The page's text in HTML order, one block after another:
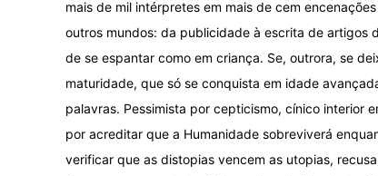
mais de mil intérpretes em mais de cem
outros mundos: da publicidade à escrita de artigos
de se espantar como em criança. Se, outrora, se
maturidade, que só se conquista em idade
palavras. Pessimista por cepticismo, cínico interior
por acreditar que a Humanidade sobreviverá
verificar que as distopias vencem as utopias,